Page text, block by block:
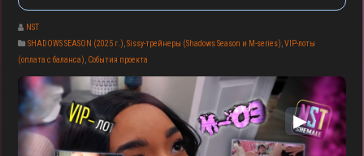
NST
SHADOWS SEASON (2025 г.) ,Sissy-трейнеры (Shadows Season и M-series) ,VIP-лоты
(оплата с баланса) События проекта
▶